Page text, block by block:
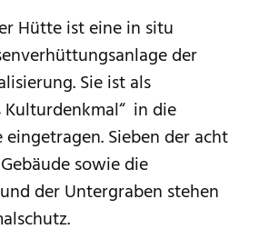
Hütte ist eine in situ
der
Sie ist als
Kulturdenkmal“ in die
Sieben der acht
sowie die
der Untergraben stehen